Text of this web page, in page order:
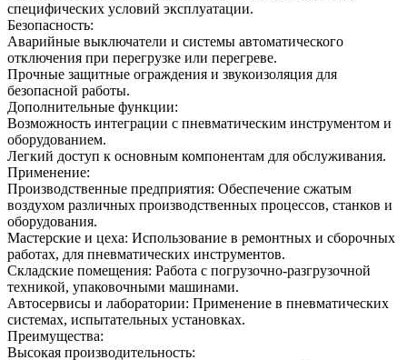
специфических условий эксплуатации.
Безопасность:
Аварийные выключатели и системы автоматического
отключения при перегрузке или перегреве.
Прочные защитные ограждения и звукоизоляция для
безопасной работы.
Дополнительные функции:
Возможность интеграции с пневматическим инструментом и
оборудованием.
Легкий доступ к основным компонентам для обслуживания.
Применение:
Производственные предприятия: Обеспечение сжатым
воздухом различных производственных процессов, станков и
оборудования.
Мастерские и цеха: Использование в ремонтных и сборочных
работах, для пневматических инструментов.
Складские помещения: Работа с погрузочно-разгрузочной
техникой, упаковочными машинами.
Автосервисы и лаборатории: Применение в пневматических
системах, испытательных установках.
Преимущества:
Высокая производительность: